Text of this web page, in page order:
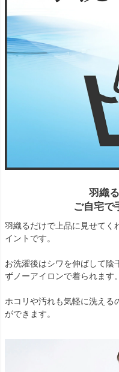
羽織
ご自宅で
羽織るだけで上品に見せてく
イントです。
お洗濯後はシワを伸ばして陰
ずノーアイロンで着られます。
ホコリや汚れも気軽に洗える
ができます。